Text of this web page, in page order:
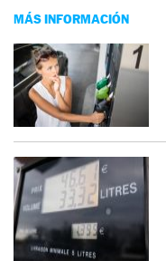
MÁS INFORMACIÓN